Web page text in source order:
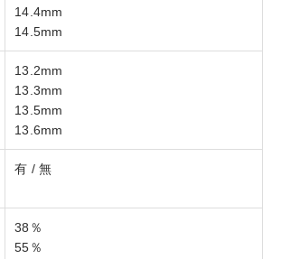
14.4mm
14.5mm
13.2mm
13.3mm
13.5mm
13.6mm
有 / 無
38％
55％